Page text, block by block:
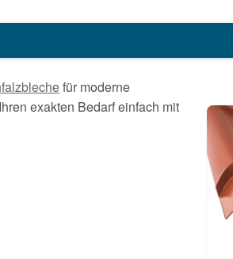
für moderne
exakten Bedarf einfach mit